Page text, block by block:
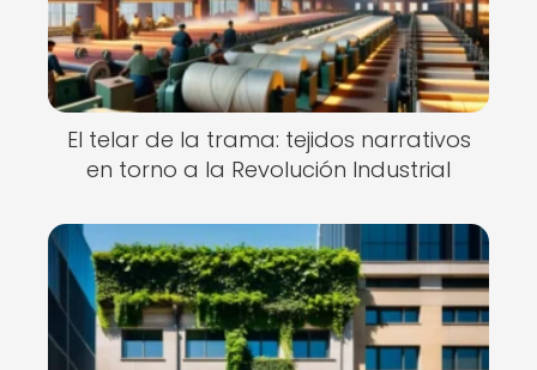
El telar de la trama: tejidos narrativos
en torno a la Revolución Industrial